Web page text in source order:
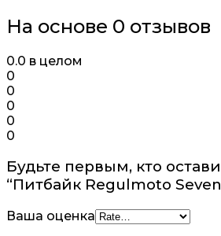
На основе 0 отзывов
0.0 в целом
0
0
0
0
0
Будьте первым, кто
“Питбайк Regulmoto
Ваша оценка